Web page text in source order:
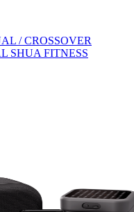
/ CROSSOVER
SHUA FITNESS